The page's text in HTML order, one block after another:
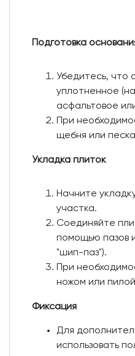
Подготовка
Убедитесь, что
уплотненное
асфальтовое
При
щебня или
Укладка плиток
Начните
участка.
Соединяйте
помощью пазов
"шип-паз").
При
ножом или
Фиксация
Для
использовать